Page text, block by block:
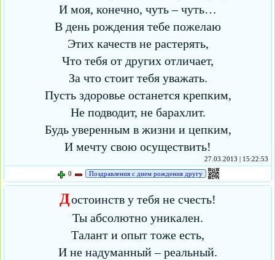
И моя, конечно, чуть – чуть…
В день рождения тебе пожелаю
Этих качеств не растерять,
Что тебя от других отличает,
За что стоит тебя уважать.
Пусть здоровье останется крепким,
Не подводит, не барахлит.
Будь уверенным в жизни и цепким,
И мечту свою осуществить!
27.03.2013 | 15:22:53
0
Поздравления с днем рождения другу
Достоинств у тебя не счесть!
Ты абсолютно уникален.
Талант и опыт тоже есть,
И не надуманный – реальный.